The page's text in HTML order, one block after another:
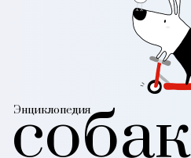
Энциклопедия
собак